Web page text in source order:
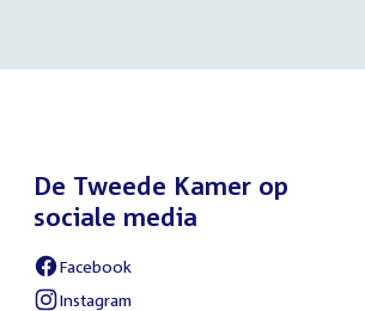
De Tweede Kamer op
sociale media
Facebook
Instagram